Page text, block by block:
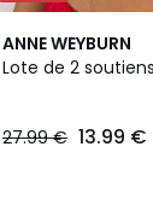
ANNE WEYBURN
Lote de 2
27.99 € 13.99 €
4,2
/ 5